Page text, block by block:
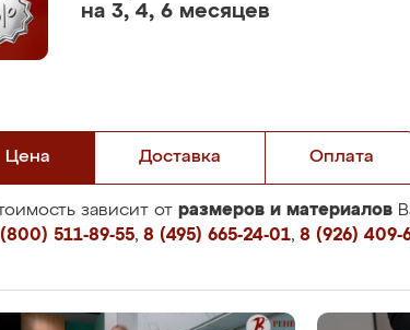
на 3, 4, 6 месяцев
Цена Доставка Оплата
зависит от размеров и материалов
511-89-55, 8 (495) 665-24-01, 8 (926) 409-